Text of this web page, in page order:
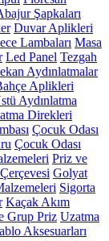
Şapkaları
Duvar Aplikleri
Lambaları Masa
Led Panel Tezgah
Aydınlatmalar
Aplikleri
Aydınlatma
Direkleri
Çocuk Odası
Çocuk Odası
Priz ve
Golyat
Sigorta
Kaçak Akım
Grup Priz Uzatma
Aksesuarları